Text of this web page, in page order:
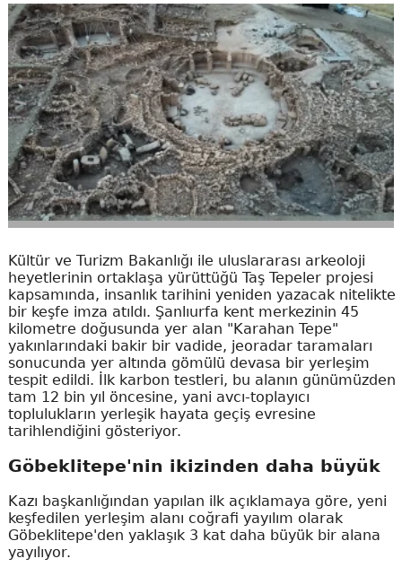
Kültür ve Turizm Bakanlığı ile uluslararası arkeoloji
heyetlerinin ortaklaşa yürüttüğü Taş Tepeler projesi
kapsamında, insanlık tarihini yeniden yazacak nitelikte
bir keşfe imza atıldı. Şanlıurfa kent merkezinin 45
kilometre doğusunda yer alan "Karahan Tepe"
yakınlarındaki bakir bir vadide, jeoradar taramaları
sonucunda yer altında gömülü devasa bir yerleşim
tespit edildi. İlk karbon testleri, bu alanın günümüzden
tam 12 bin yıl öncesine, yani avcı-toplayıcı
toplulukların yerleşik hayata geçiş evresine
tarihlendiğini gösteriyor.
Göbeklitepe'nin ikizinden daha büyük
Kazı başkanlığından yapılan ilk açıklamaya göre, yeni
keşfedilen yerleşim alanı coğrafi yayılım olarak
Göbeklitepe'den yaklaşık 3 kat daha büyük bir alana
yayılıyor.